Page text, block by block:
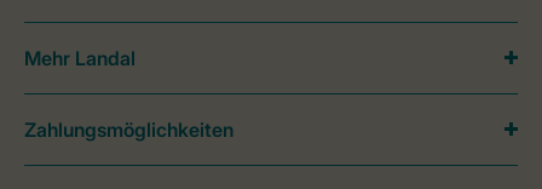
Mehr Landal
Zahlungsmöglichkeiten